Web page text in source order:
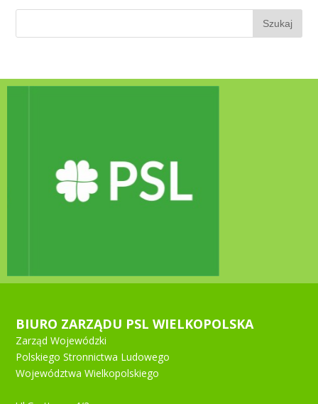
BIURO ZARZĄDU PSL WIELKOPOLSKA
Zarząd Wojewódzki
Polskiego Stronnictwa Ludowego
Województwa Wielkopolskiego